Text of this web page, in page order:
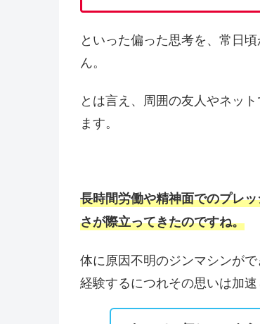
といった偏った思考を、常日
ん。
とは言え、周囲の友人やネッ
ます。
長時間労働や精神面でのプレ
さが際立ってきたのですね。
体に原因不明のジンマシンが
経験するにつれその思いは加速